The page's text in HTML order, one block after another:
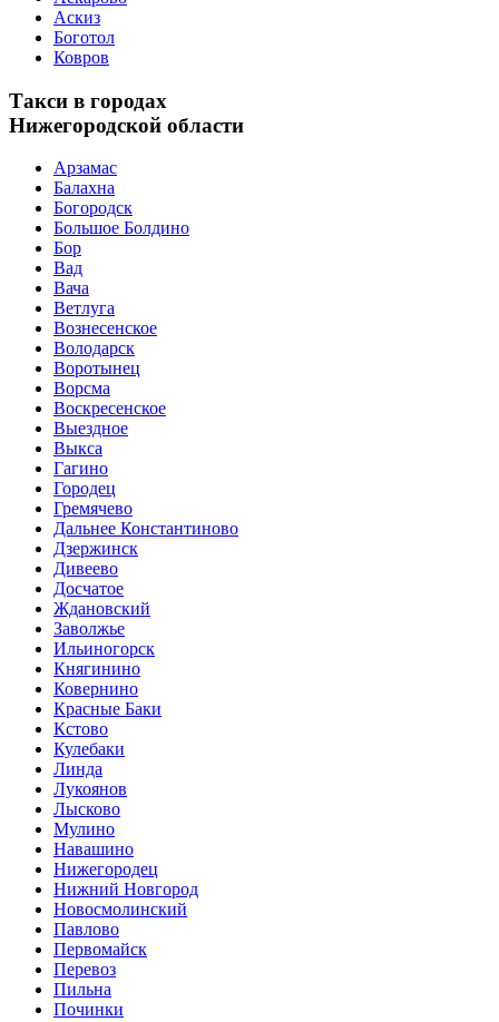
Аскиз
Боготол
Ковров
Такси в городах
Нижегородской области
Арзамас
Балахна
Богородск
Большое Болдино
Бор
Вад
Вача
Ветлуга
Вознесенское
Володарск
Воротынец
Ворсма
Воскресенское
Выездное
Выкса
Гагино
Городец
Гремячево
Дальнее Константиново
Дзержинск
Дивеево
Досчатое
Ждановский
Заволжье
Ильиногорск
Княгинино
Ковернино
Красные Баки
Кстово
Кулебаки
Линда
Лукоянов
Лысково
Мулино
Навашино
Нижегородец
Нижний Новгород
Новосмолинский
Павлово
Первомайск
Перевоз
Пильна
Починки